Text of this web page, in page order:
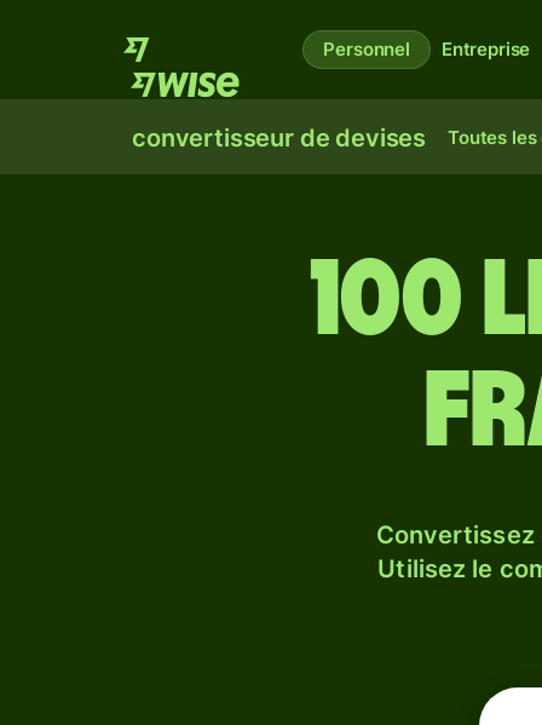
Personnel Entreprise
convertisseur de devises Toutes les
100
Convertissez
Utilisez le